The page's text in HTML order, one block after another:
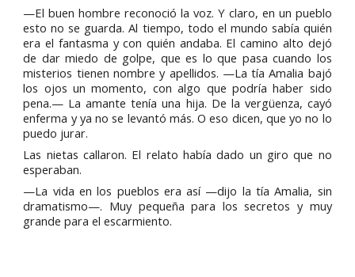
—El buen hombre reconoció la voz. Y claro, en un pueblo
esto no se guarda. Al tiempo, todo el mundo sabía quién
era el fantasma y con quién andaba. El camino alto dejó
de dar miedo de golpe, que es lo que pasa cuando los
misterios tienen nombre y apellidos. —La tía Amalia bajó
los ojos un momento, con algo que podría haber sido
pena.— La amante tenía una hija. De la vergüenza, cayó
enferma y ya no se levantó más. O eso dicen, que yo no lo
puedo jurar.
Las nietas callaron. El relato había dado un giro que no
esperaban.
—La vida en los pueblos era así —dijo la tía Amalia, sin
dramatismo—. Muy pequeña para los secretos y muy
grande para el escarmiento.